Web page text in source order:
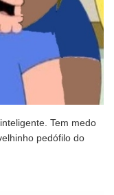
Tem medo
pedófilo do